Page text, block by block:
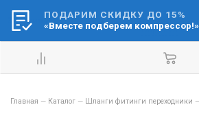
Ваш город:
Барнаул
Главная — Каталог — Шланги фитинги переходники
ПОДАРИМ СКИДКУ ДО 15%
«Вместе подберем компрессор!»